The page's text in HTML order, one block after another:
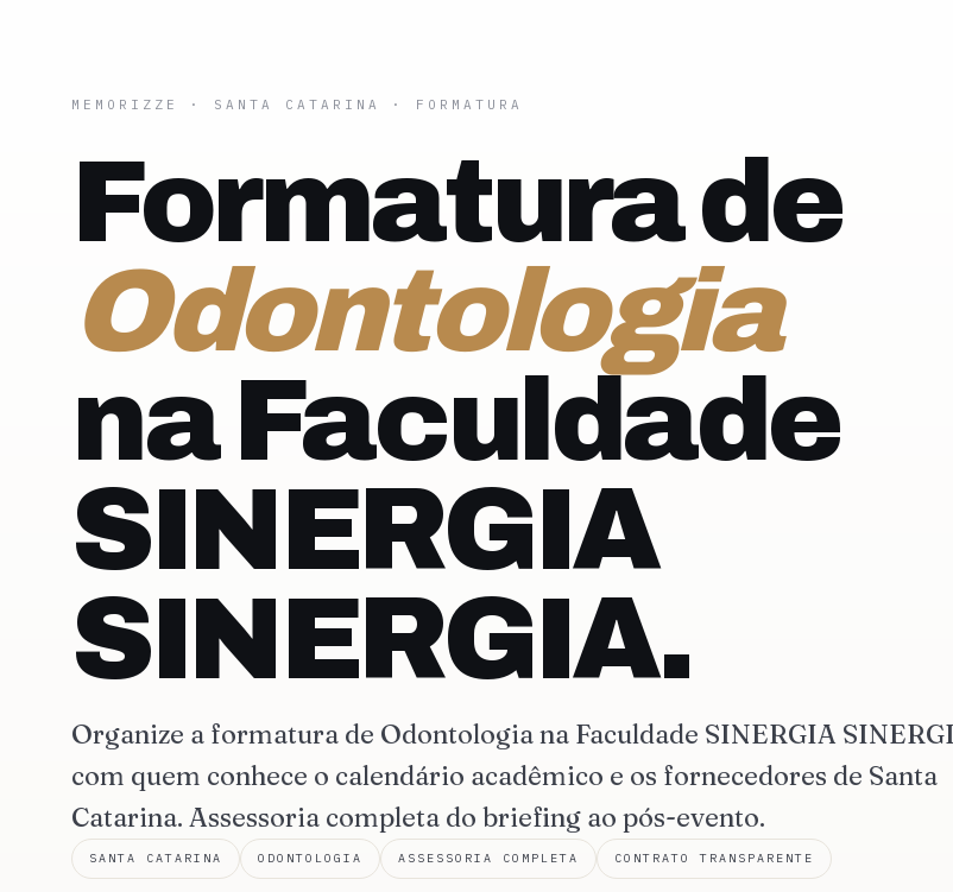
MEMORIZZE · SANTA CATARINA · FORMATURA
Formatura de
Odontologia
na Faculdade
SINERGIA
SINERGIA.
Organize a formatura de Odontologia na Faculdade SINERGIA
com quem conhece o calendário acadêmico e os fornecedores de Santa
Catarina. Assessoria completa do briefing ao pós-evento.
SANTA CATARINA ODONTOLOGIA ASSESSORIA COMPLETA CONTRATO TRANSPARENTE